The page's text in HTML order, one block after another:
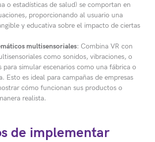
o estadísticas de salud) se comportan en
proporcionando al usuario una
y educativa sobre el impacto de ciertas
multisensoriales: Combina VR con
como sonidos, vibraciones, o
para simular escenarios como una fábrica o
Esto es ideal para campañas de empresas
cómo funcionan sus productos o
realista.
de implementar